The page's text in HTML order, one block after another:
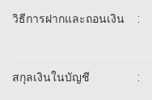
วิธีการฝากและถอนเงิน :
สกุลเงินในบัญชี :